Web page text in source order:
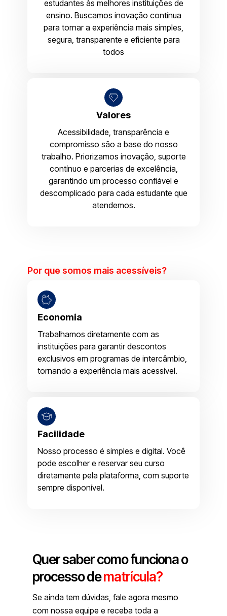
estudantes às melhores instituições de
ensino. Buscamos inovação contínua
para tornar a experiência mais simples,
segura, transparente e eficiente para
todos
Valores
Acessibilidade, transparência e
compromisso são a base do nosso
trabalho. Priorizamos inovação, suporte
contínuo e parcerias de excelência,
garantindo um processo confiável e
descomplicado para cada estudante que
atendemos.
Por que somos mais acessíveis?
Economia
Trabalhamos diretamente com as
instituições para garantir descontos
exclusivos em programas de intercâmbio,
tornando a experiência mais acessível.
Facilidade
Nosso processo é simples e digital. Você
pode escolher e reservar seu curso
diretamente pela plataforma, com suporte
sempre disponível.
Quer saber como funciona o
processo dematrícula?
Se ainda tem dúvidas, fale agora mesmo
com nossa equipe e receba toda a